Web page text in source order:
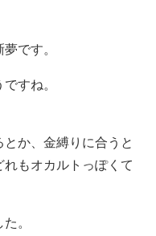
です。
すね。
か、金縛りに合うと
もオカルトっぽくて
。